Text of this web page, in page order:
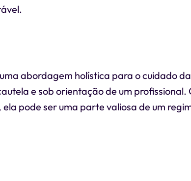
abordagem holística para o cuidado
e sob orientação de um profissional.
pode ser uma parte valiosa de um